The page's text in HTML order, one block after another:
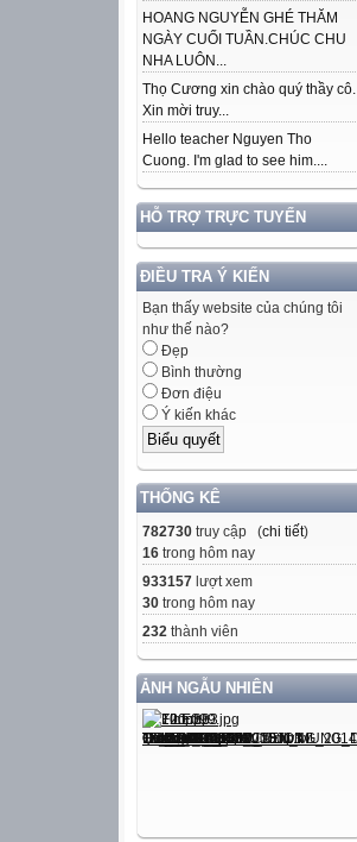
HOANG NGUYỄN GHÉ THĂM
NGÀY CUỐI TUẦN.CHÚC CHU
NHA LUÔN...
Thọ Cương xin chào quý thầy cô.
Xin mời truy...
Hello teacher Nguyen Tho
Cuong. I'm glad to see him....
HỖ TRỢ TRỰC TUYẾN
ĐIỀU TRA Ý KIẾN
Bạn thấy website của chúng tôi
như thế nào?
Đẹp
Bình thường
Đơn điệu
Ý kiến khác
THỐNG KÊ
782730 truy cập (chi tiết)
16 trong hôm nay
933157 lượt xem
30 trong hôm nay
232 thành viên
ẢNH NGẪU NHIÊN